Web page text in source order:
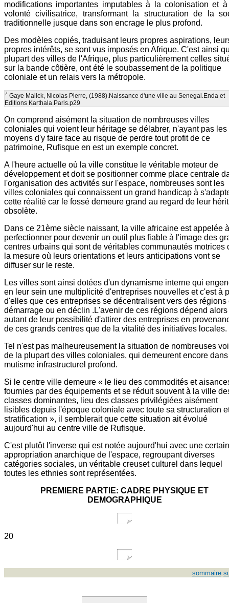
modifications importantes imputables à la colonisation et
volonté civilisatrice, transformant la structuration de la
traditionnelle jusque dans son encrage le plus profond.
Des modèles copiés, traduisant leurs propres aspirations,
propres intérêts, se sont vus imposés en Afrique. C'est ainsi
plupart des villes de l'Afrique, plus particulièrement celles
sur la bande côtière, ont été le soubassement de la politique
coloniale et un relais vers la métropole.
7 Gaye Malick, Nicolas Pierre, (1988).Naissance d'une ville au Senegal.Enda et
Editions Karthala.Paris.p29
On comprend aisément la situation de nombreuses villes
coloniales qui voient leur héritage se délabrer, n'ayant pas les
moyens d'y faire face au risque de perdre tout profit de ce
patrimoine, Rufisque en est un exemple concret.
A l'heure actuelle où la ville constitue le véritable moteur de
développement et doit se positionner comme place centrale
l'organisation des activités sur l'espace, nombreuses sont les
villes coloniales qui connaissent un grand handicap à
cette réalité car le fossé demeure grand au regard de leur
obsolète.
Dans ce 21ème siècle naissant, la ville africaine est appelée
perfectionner pour devenir un outil plus fiable à l'image des
centres urbains qui sont de véritables communautés motrices
la mesure où leurs orientations et leurs anticipations vont se
diffuser sur le reste.
Les villes sont ainsi dotées d'un dynamisme interne qui
en leur sein une multiplicité d'entreprises nouvelles et c'est à
d'elles que ces entreprises se décentralisent vers des régions
démarrage ou en déclin .L'avenir de ces régions dépend alors
autant de leur possibilité d'attirer des entreprises en
de ces grands centres que de la vitalité des initiatives locales.
Tel n'est pas malheureusement la situation de nombreuses
de la plupart des villes coloniales, qui demeurent encore
mutisme infrastructurel profond.
Si le centre ville demeure « le lieu des commodités et
fournies par des équipements et se réduit souvent à la ville
classes dominantes, lieu des classes privilégiées aisément
lisibles depuis l'époque coloniale avec toute sa structuration
stratification », il semblerait que cette situation ait évolué
aujourd'hui au centre ville de Rufisque.
C'est plutôt l'inverse qui est notée aujourd'hui avec une
appropriation anarchique de l'espace, regroupant diverses
catégories sociales, un véritable creuset culturel dans lequel
toutes les ethnies sont représentées.
PREMIERE PARTIE: CADRE PHYSIQUE ET
DEMOGRAPHIQUE
20
sommaire